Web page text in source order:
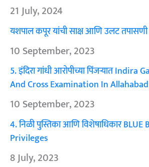
21 July, 2024
यशपाल कपूर यांची साक्ष आणि उलट तपासणी
10 September, 2023
5. इंदिरा गांधी आरोपीच्या पिंजऱ्यात
And Cross Examination In
10 September, 2023
4. निळी पुस्तिका आणि विशेषाधिकार
Privileges
8 July, 2023